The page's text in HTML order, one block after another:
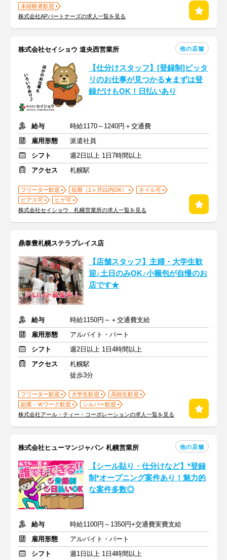
未経験者歓迎
株式会社APパートナーズの求人一覧を見る
株式会社セイショウ 道央西営業所 他の店舗
【仕分けスタッフ】[登録制]ピッタ
リのお仕事が見つかる★まずは登
録だけもOK！日払いあり
給与
時給1170～1240円＋交通費
雇用形態
派遣社員
シフト
週2日以上 1日7時間以上
アクセス
札幌駅
フリーター歓迎 短期（1ヶ月以内OK）
ネイル可
ピアス可
ヒゲ可
株式会社セイショウ 札幌営業所の求人一覧を見る
鼎泰豊札幌ステラプレイス店
【店舗スタッフ】主婦・大学生歓
迎♪土日のみOK♪小籠包が自慢のお
店です★
給与
時給1150円～＋交通費支給
雇用形態
アルバイト・パート
シフト
週2日以上 1日4時間以上
アクセス
札幌駅
徒歩3分
フリーター歓迎 大学生歓迎
高校生歓迎
副業・Ｗワーク歓迎
シルバー歓迎
株式会社アール・ティー・コーポレーションの求人一覧を見る
株式会社ヒューマンジャパン 札幌営業所 他の店舗
【シール貼り・仕分けなど】*登録
制*オープニング案件あり！魅力的
な案件多数◎
給与
時給1100円～1350円+交通費実費支給
雇用形態
アルバイト・パート
シフト
週1日以上 1日4時間以上